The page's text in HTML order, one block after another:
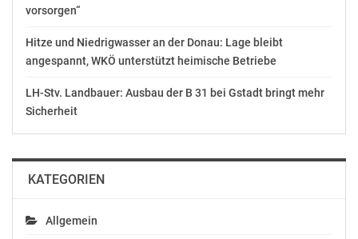
Contest: Startnummer
13 für Österreich im
ersten Semifinale am 8.
Mai
In "Medien"
proudly presents“: Andi
Knolls Eröffnung der
am 7. und 9. Mai in ORF
In "Kultur"
vorsorgen“
Hitze und Niedrigwasser an der Donau: Lage bleibt
angespannt, WKÖ unterstützt heimische Betriebe
LH-Stv. Landbauer: Ausbau der B 31 bei Gstadt bringt mehr
Sicherheit
KATEGORIEN
Allgemein